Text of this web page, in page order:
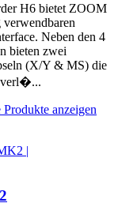
H6 bietet ZOOM
Neben den 4
bieten zwei
(X/Y & MS) die
Produkte anzeigen